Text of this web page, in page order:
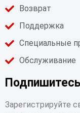
Возврат
Поддержка
Специальные
Обслуживание
Зарегистрируйте